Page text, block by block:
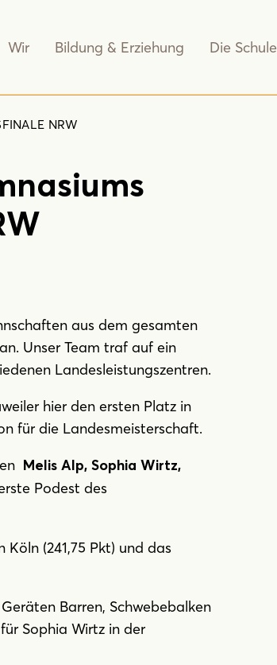
Wir Bildung & Erziehung Die Schule
NRW
aus dem gesamten
Unser Team traf auf ein
Landesleistungszentren.
hier den ersten Platz in
für die Landesmeisterschaft.
Melis Alp, Sophia Wirtz,
Podest des
(241,75 Pkt) und das
Barren, Schwebebalken
Sophia Wirtz in der